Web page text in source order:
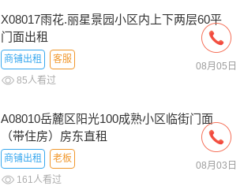
X08017雨花.丽星景园小区内上下两层60平
门面出租
商铺出租
客服
85人看过
08月05日
A08010岳麓区阳光100成熟小区临街门面
（带住房）房东直租
商铺出租
老板
161人看过
08月03日